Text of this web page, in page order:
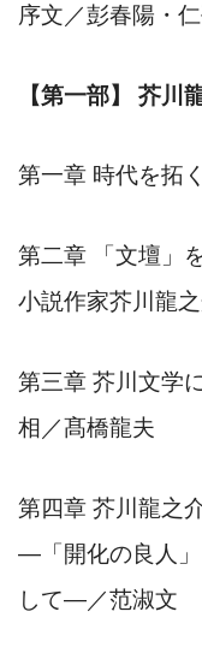
序文／彭春陽・
【第一部】 芥川
第一章 時代を拓
第二章 「文壇」
小説作家芥川龍
第三章 芥川文学
相／髙橋龍夫
第四章 芥川龍之
― 「開化の良人
して―／范淑文